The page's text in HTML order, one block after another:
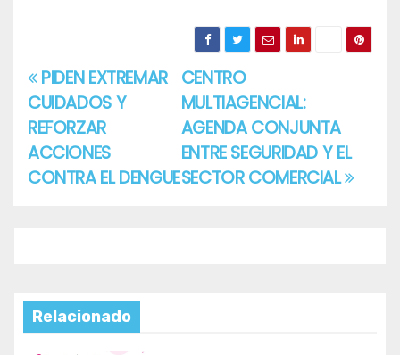
Navegación
de
entradas
CENTRO
MULTIAGENCIAL:
AGENDA CONJUNTA
ENTRE SEGURIDAD Y EL
SECTOR COMERCIAL
PIDEN EXTREMAR
CUIDADOS Y
REFORZAR
ACCIONES
CONTRA EL DENGUE
Relacionado